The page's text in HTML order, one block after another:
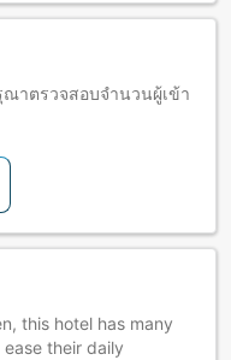
ณาตรวจสอบจำนวนผู้เข้า
this hotel has many
their daily